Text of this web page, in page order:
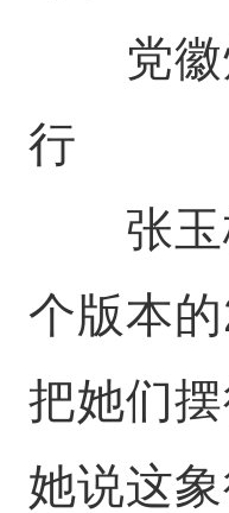
党徽
行
张玉
个版本
把她们摆
她说这